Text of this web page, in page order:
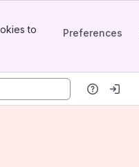
to
Preferences